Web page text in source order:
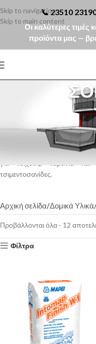
📞23510
Οι καλύτερες τιμές
προϊόντα μας —
Skip to navigation
Skip to main content
Οι σοβάδες
τελική διαμόρφωση
Προσφέρουν άριστη
τελείωμα, αποτελώντας
επιστρώσεις. Διατίθενται σε
για τοίχους, ταβάνια
τσιμεντοσανίδες.
Αρχική σελίδα Δομικά Υλικά
Προβάλλονται όλα - 12